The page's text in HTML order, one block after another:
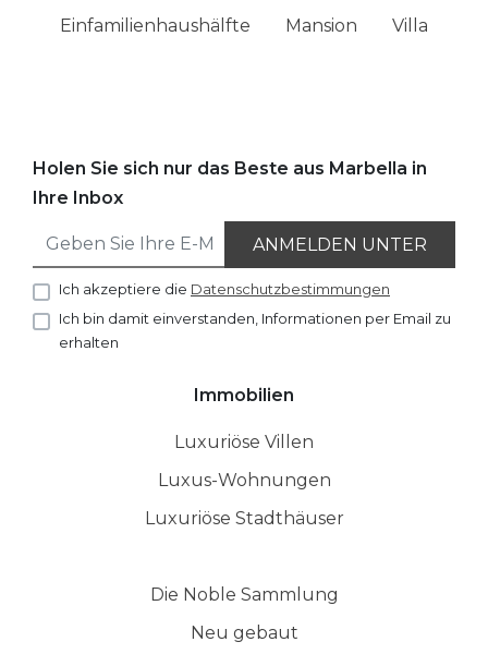
Einfamilienhaushälfte Mansion Villa
Holen Sie sich nur das Beste aus Marbella in
Ihre Inbox
ANMELDEN UNTER
Ich akzeptiere die Datenschutzbestimmungen
Ich bin damit einverstanden, Informationen per Email zu
erhalten
Immobilien
Luxuriöse Villen
Luxus-Wohnungen
Luxuriöse Stadthäuser
Die Noble Sammlung
Neu gebaut